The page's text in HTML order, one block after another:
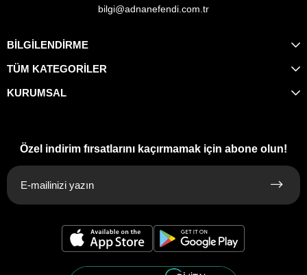
bilgi@adnanefendi.com.tr
BİLGİLENDİRME
TÜM KATEGORİLER
KURUMSAL
Özel indirim fırsatlarını kaçırmamak için abone olun!